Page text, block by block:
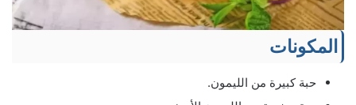
المكونات
حبة كبيرة من الليمون.